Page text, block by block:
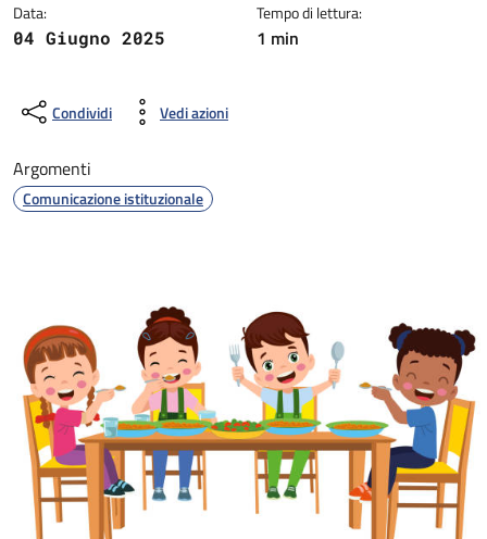
Data:
04 Giugno 2025
Tempo di lettura:
1 min
Condividi Vedi azioni
Argomenti
Comunicazione istituzionale